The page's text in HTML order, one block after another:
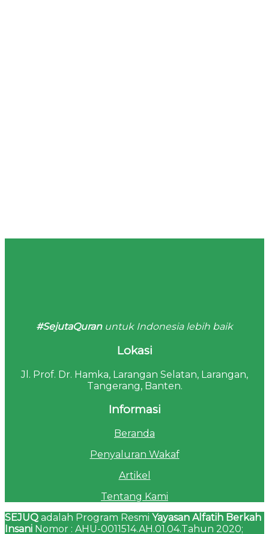
#SejutaQuranuntuk Indonesia lebih baik
Lokasi
Jl. Prof. Dr. Hamka, Larangan Selatan, Larangan,
Tangerang, Banten.
Informasi
Beranda
Penyaluran Wakaf
Artikel
Tentang Kami
SEJUQ adalah Program Resmi Yayasan Alfatih Berkah
Insani Nomor : AHU-0011514.AH.01.04.Tahun 2020;